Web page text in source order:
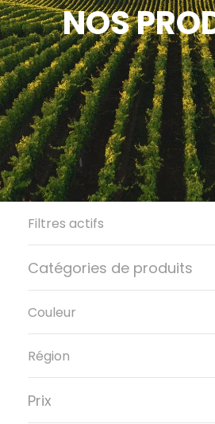
NOS
Filtres actifs
Catégories de produits
Couleur
Région
Prix